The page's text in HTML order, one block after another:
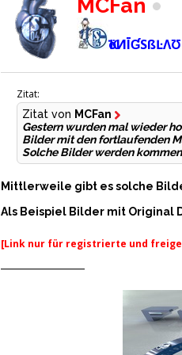
MCFan
Zitat:
Zitat von MCFan
Gestern wurden mal wieder
Bilder mit den fortlaufenden
Solche Bilder werden
Mittlerweile gibt es solche
Als Beispiel Bilder mit Original
[Link nur für registrierte und